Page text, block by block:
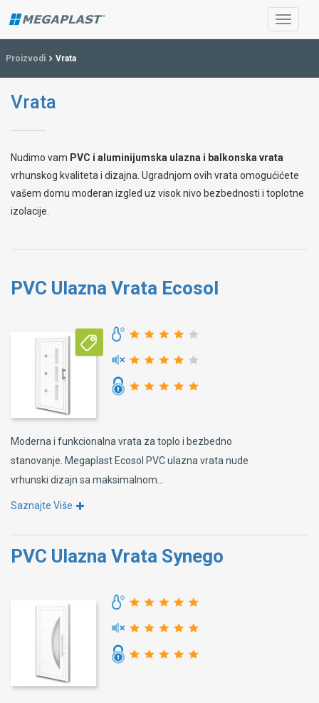
Proizvodi Vrata
Vrata
Nudimo vam PVC i aluminijumska ulazna i balkonska vrata
vrhunskog kvaliteta i dizajna. Ugradnjom ovih vrata omogućićete
vašem domu moderan izgled uz visok nivo bezbednosti i toplotne
izolacije.
PVC Ulazna Vrata Ecosol
Moderna i funkcionalna vrata za toplo i bezbedno
stanovanje. Megaplast Ecosol PVC ulazna vrata nude
vrhunski dizajn sa maksimalnom...
Saznajte Više
PVC Ulazna Vrata Synego